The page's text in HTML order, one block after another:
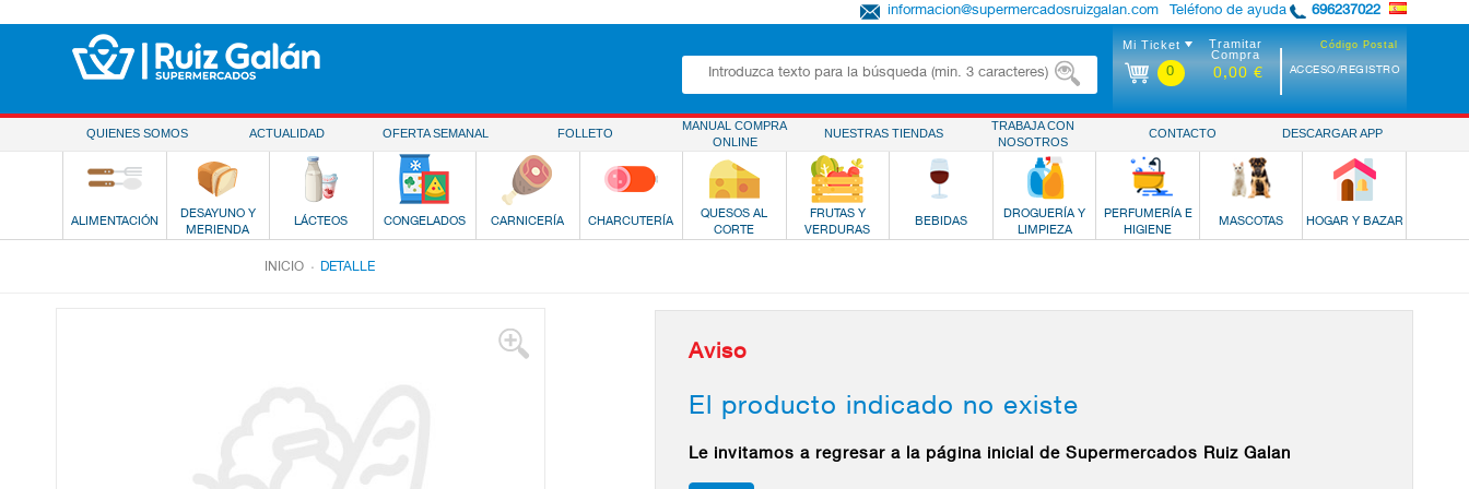
Teléfono de ayuda 696237022
informacion@supermercadosruizgalan.com
Código Postal
ACCESO/REGISTRO
Mi Ticket
0
Tramitar
Compra
0,00 €
QUIENES SOMOS ACTUALIDAD OFERTA SEMANAL FOLLETO
MANUAL COMPRA
ONLINE
NUESTRAS TIENDAS
TRABAJA CON
NOSOTROS
CONTACTO DESCARGAR APP
ALIMENTACIÓN
DESAYUNO Y
MERIENDA
LÁCTEOS CONGELADOS CARNICERÍA CHARCUTERÍA
QUESOS AL
CORTE
FRUTAS Y
VERDURAS
BEBIDAS
DROGUERÍA Y
LIMPIEZA
PERFUMERÍA E
HIGIENE
MASCOTAS HOGAR Y BAZAR
INICIO . DETALLE
Aviso
El producto indicado no existe
Le invitamos a regresar a la página inicial de Supermercados Ruiz Galan